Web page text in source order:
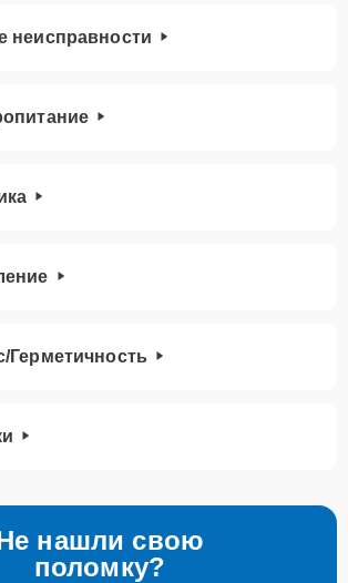
неисправности
Герметичность
нашли свою
поломку?